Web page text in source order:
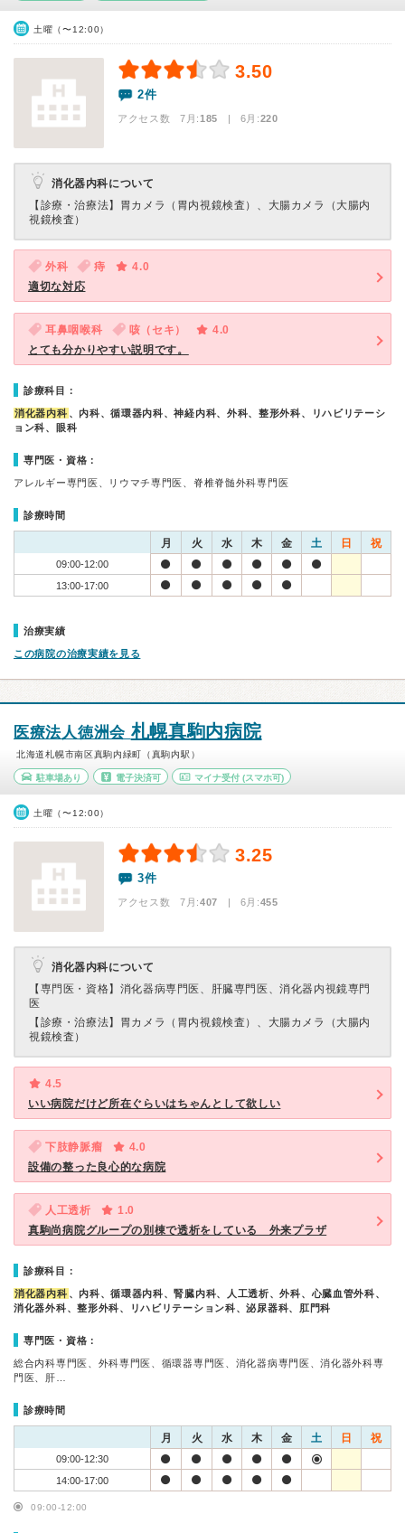
土曜（〜12:00）
3.50
2件
アクセス数 7月:185 | 6月:220
消化器内科について
【診療・治療法】 胃カメラ（胃内視鏡検査）、大腸カメラ（大腸内
視鏡検査）
外科 痔
4.0
適切な対応
耳鼻咽喉科 咳（セキ）
4.0
とても分かりやすい説明です。
診療科目：
消化器内科 、内科、循環器内科、神経内科、外科、整形外科、リハビリテーシ
ョン科、眼科
専門医・資格：
アレルギー専門医、リウマチ専門医、脊椎脊髄外科専門医
診療時間
月 火 水 木 金 土 日 祝
09:00-12:00
13:00-17:00
治療実績
この病院の治療実績を見る
医療法人徳洲会 札幌真駒内病院
北海道札幌市南区真駒内緑町（真駒内駅）
駐車場あり 電子決済可 マイナ受付 (スマホ可)
土曜（〜12:00）
3.25
3件
アクセス数 7月:407 | 6月:455
消化器内科について
【専門医・資格】 消化器病専門医、肝臓専門医、消化器内視鏡専門
医
【診療・治療法】 胃カメラ（胃内視鏡検査）、大腸カメラ（大腸内
視鏡検査）
4.5
いい病院だけど所在ぐらいはちゃんとして欲しい
下肢静脈瘤
4.0
設備の整った良心的な病院
人工透析
1.0
真駒尚病院グループの別棟で透析をしている 外来プラザ
診療科目：
消化器内科 、内科、循環器内科、腎臓内科、人工透析、外科、心臓血管外科、
消化器外科、整形外科、リハビリテーション科、泌尿器科、肛門科
専門医・資格：
総合内科専門医、外科専門医、循環器専門医、消化器病専門医、消化器外科専
門医、肝…
診療時間
月 火 水 木 金 土 日 祝
09:00-12:30
14:00-17:00
09:00-12:00